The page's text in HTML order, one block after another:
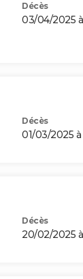
Décès
03/04/2025 à
Décès
01/03/2025 à
Décès
20/02/2025 à